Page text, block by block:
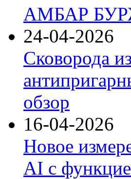
АМБАР
24-04-2026
Сковорода
обзор
16-04-2026
Новое
AI с